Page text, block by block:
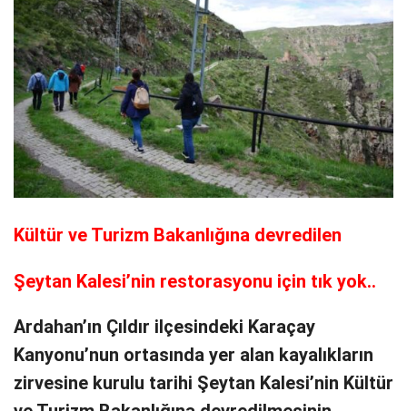
Kültür ve Turizm Bakanlığına devredilen
Şeytan Kalesi’nin restorasyonu için tık yok..
Ardahan’ın Çıldır ilçesindeki Karaçay
Kanyonu’nun ortasında yer alan kayalıkların
zirvesine kurulu tarihi Şeytan Kalesi’nin Kültür